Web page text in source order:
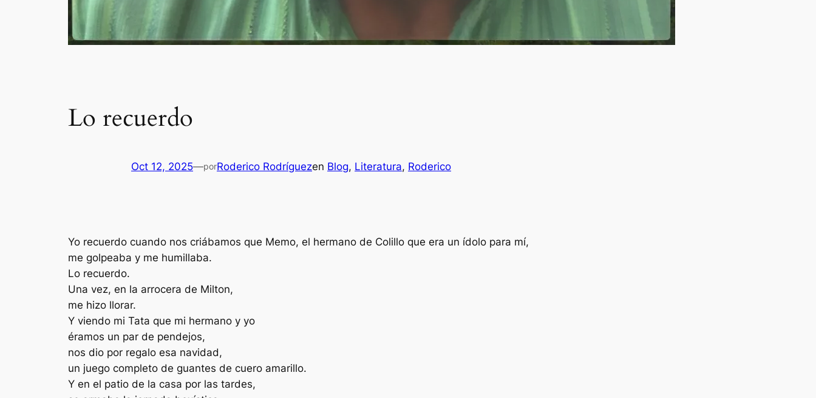
Lo recuerdo
Oct 12, 2025—porRoderico Rodríguezen Blog, Literatura, Roderico
Yo recuerdo cuando nos criábamos que Memo, el hermano de Colillo que era un ídolo para mí,
me golpeaba y me humillaba.
Lo recuerdo.
Una vez, en la arrocera de Milton,
me hizo llorar.
Y viendo mi Tata que mi hermano y yo
éramos un par de pendejos,
nos dio por regalo esa navidad,
un juego completo de guantes de cuero amarillo.
Y en el patio de la casa por las tardes,